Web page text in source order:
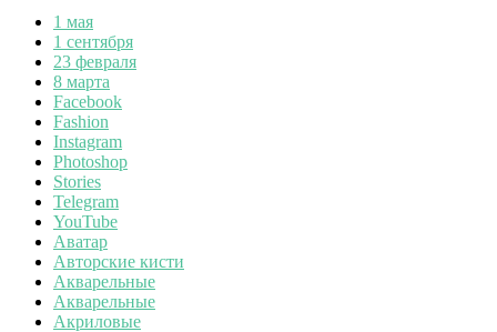
1 мая
1 сентября
23 февраля
8 марта
Facebook
Fashion
Instagram
Photoshop
Stories
Telegram
YouTube
Аватар
Авторские кисти
Акварельные
Акварельные
Акриловые